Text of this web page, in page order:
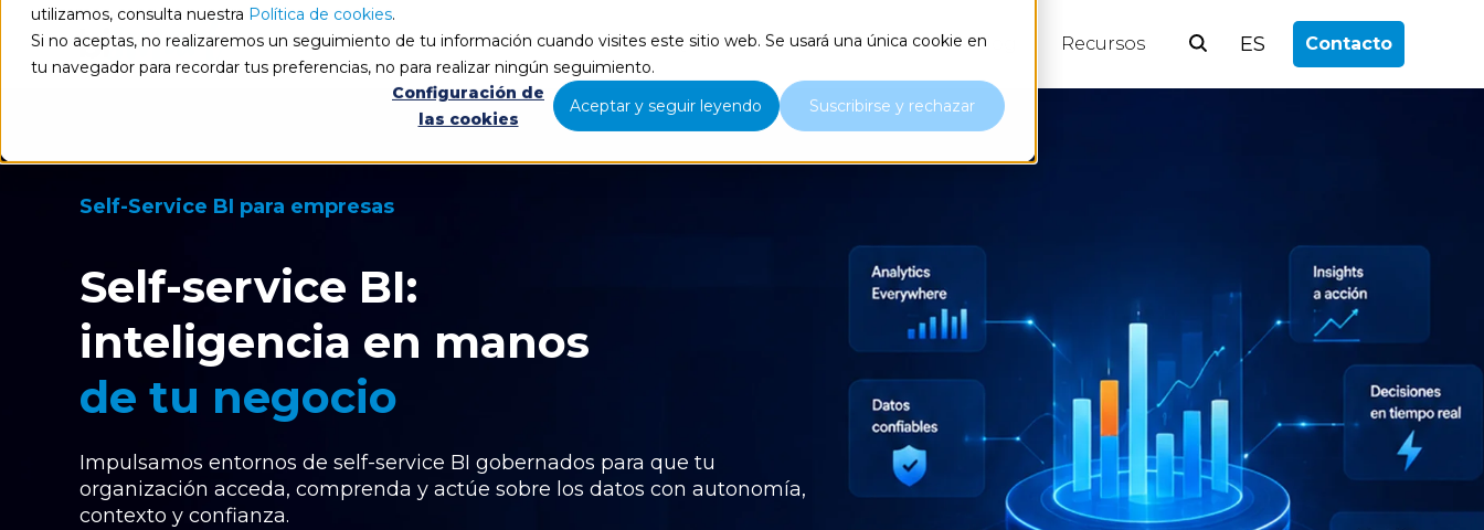
utilizamos, consulta nuestra Política de cookies.
Si no aceptas, no realizaremos un seguimiento de tu información cuando visites este sitio web. Se usará una única cookie en
tu navegador para recordar tus preferencias, no para realizar ningún seguimiento.
Configuración de
las cookies
Aceptar y seguir leyendo Suscribirse y rechazar
Qué hacemos Nosotros Blog Recursos ES Contacto
Self-Service BI para empresas
Self-service BI:
inteligencia en manos
de tu negocio
Impulsamos entornos de self-service BI gobernados para que tu
organización acceda, comprenda y actúe sobre los datos con autonomía,
contexto y confianza.